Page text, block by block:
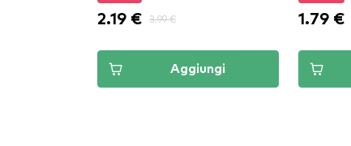
2.19 € 3.99 €
Aggiungi
1.79 €